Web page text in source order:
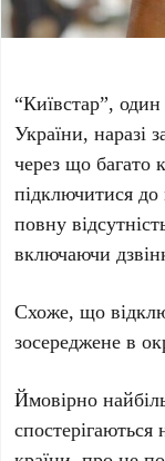
“Київстар”,
України, наразі
через що багато
підключитися
повну
включаючи
Схоже, що
зосереджене в
Ймовірно